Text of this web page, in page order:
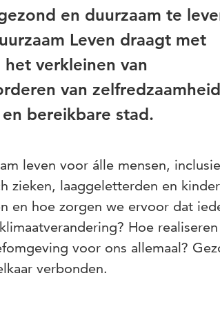
en duurzaam te
Leven draagt met
verkleinen van
van
bereikbare stad.
leven voor álle mensen,
zieken, laaggeletterden en
en hoe zorgen we ervoor dat
Hoe
voor ons allemaal?
verbonden.